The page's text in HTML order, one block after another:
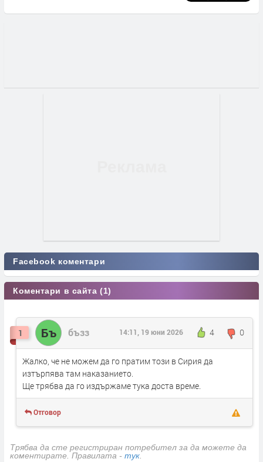
Facebook коментари
Коментари в сайта (1)
1 Бъ бъзз 4 0
14:11, 19 юни 2026
Жалко, че не можем да го пратим този в Сирия да
изтърпява там наказанието.
Ще трябва да го издържаме тука доста време.
Отговор
Трябва да сте регистриран потребител за да можете да
коментирате. Правилата - тук.